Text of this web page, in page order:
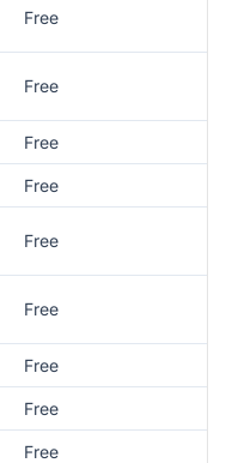
Free
Free
Free
Free
Free
Free
Free
Free
Free